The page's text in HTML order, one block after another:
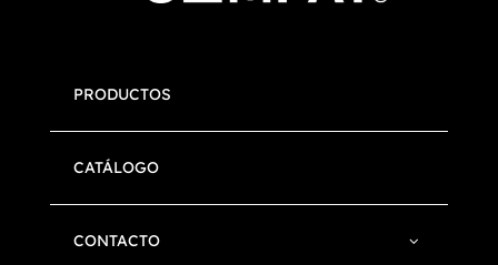
PRODUCTOS
CATÁLOGO
CONTACTO